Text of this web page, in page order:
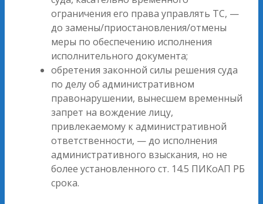
ограничения его права управлять ТС, —
до замены/приостановления/отмены
меры по обеспечению исполнения
исполнительного документа;
обретения законной силы решения суда
по делу об административном
правонарушении, вынесшем временный
запрет на вождение лицу,
привлекаемому к административной
ответственности, — до исполнения
административного взыскания, но не
более установленного ст. 14.5 ПИКоАП РБ
срока.